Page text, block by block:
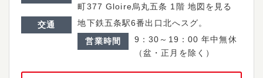
町377 Gloire烏丸五条 1階 地図を見る
交通
地下鉄五条駅6番出口北へスグ。
営業時間
9：30～19：00 年中無休
（盆・正月を除く）